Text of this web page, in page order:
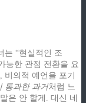
는 “현실적인 조
능한 관점 전환을 요
의적 예언을 포기
통과한 과거처럼 느
은 안 할게. 대신 네